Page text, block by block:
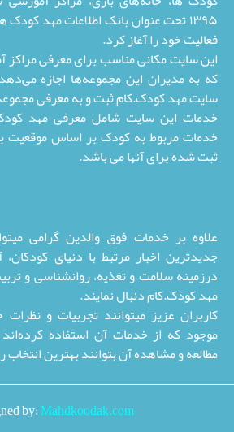
۱۳۹۵ تحت عنوان بانک اطلاعات مهد
فعالیت خود را آغاز کرد.
این سایت مکانی مناسب برای معرفی
که به مدیران این مجموعه‌ها اجازه
سایت مهد کودک.کام ثبت و به معرفی
خدمات این سایت شامل معرفی مهد
خدمات مربوط به کودک بر اساس موقعیت
ثبت شده برای آنها می باشد.
علاوه بر خدمات فوق والدین گرامی
جدیدترین اخبار مرتبط با دنیای
درزمینه سلامت و تغذیه، روانشناسی و
مهد کودک.کام دنبال نمایند.
کاربران عزیز میتوانند تجربیات و
موجود که از خدمات آن استفاده کرده‌اند
مطالعه و مشاهده آن بتوانند بهترین انتخاب
by:Mahdkoodak.com